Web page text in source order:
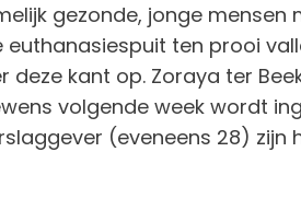
gezonde, jonge mensen
ten prooi
deze kant op. Zoraya ter
volgende week wordt
(eveneens 28) zijn